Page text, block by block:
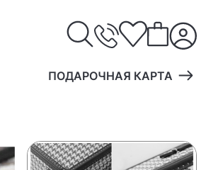
ПОДАРОЧНАЯ КАРТА